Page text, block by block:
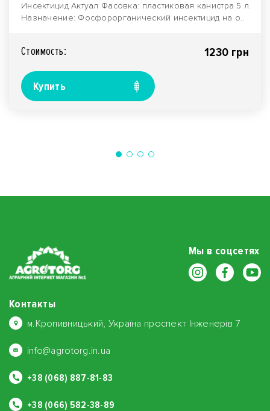
Инсектицид Актуал Фасовка: пластиковая канистра 5 л.
Назначение: Фосфорорганический инсектицид на о..
Стоимость: 1230 грн
Купить
Мы в соцсетях
Контакты
м.Кропивницький, Україна проспект Інженерів 7
info@agrotorg.in.ua
+38 (068) 887-81-83
+38 (066) 582-38-89